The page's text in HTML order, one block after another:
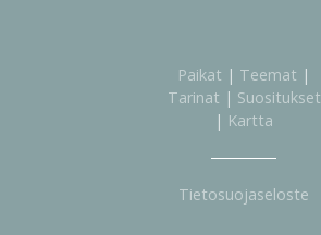
Paikat | Teemat |
Tarinat | Suositukset
| Kartta
Tietosuojaseloste